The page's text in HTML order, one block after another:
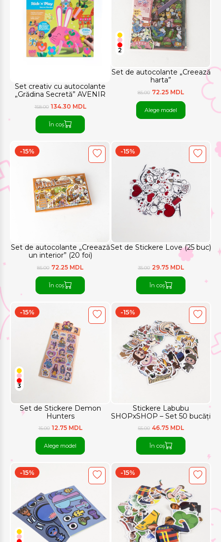
Set creativ cu autocolante
„Grădina Secretă” AVENIR
158.00 134.30 MDL
În coș
Set de autocolante „Creează
harta”
2
85.00 72.25 MDL
Alege model
Set de autocolante „Creează
un interior” (20 foi)
-15%
85.00 72.25 MDL
În coș
Set de Stickere Love (25 buc)
-15%
35.00 29.75 MDL
În coș
Set de Stickere Demon
Hunters
-15%
3
15.00 12.75 MDL
Alege model
Stickere Labubu
SHOPxSHOP – Set 50 bucăți
-15%
55.00 46.75 MDL
În coș
-15% -15%